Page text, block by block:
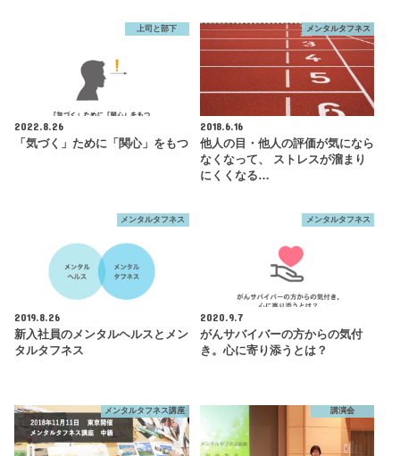
上司と部下
2022.8.26
「気づく」ために「関心」をもつ
メンタルタフネス
2018.6.16
他人の目・他人の評価が気になら
なくなって、 ストレスが溜まり
にくくなる…
メンタルタフネス
2019.8.26
新入社員のメンタルヘルスとメン
タルタフネス
メンタルタフネス
2020.9.7
がんサバイバーの方からの気付
き。心に寄り添うとは？
メンタルタフネス講座 講演会